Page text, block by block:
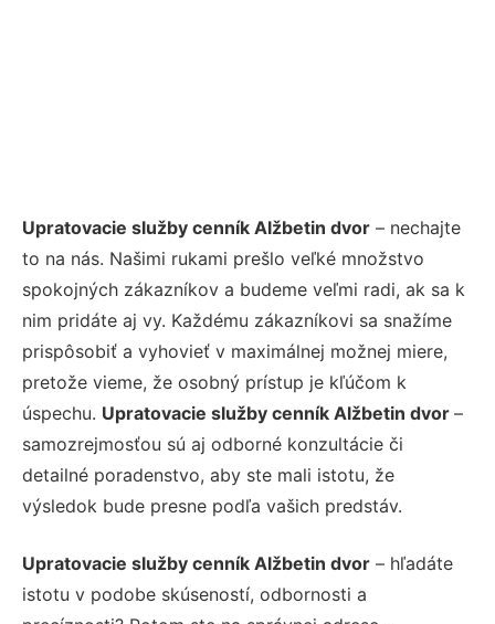
Upratovacie služby cenník Alžbetin dvor – nechajte
to na nás. Našimi rukami prešlo veľké množstvo
spokojných zákazníkov a budeme veľmi radi, ak sa k
nim pridáte aj vy. Každému zákazníkovi sa snažíme
prispôsobiť a vyhovieť v maximálnej možnej miere,
pretože vieme, že osobný prístup je kľúčom k
úspechu. Upratovacie služby cenník Alžbetin dvor –
samozrejmosťou sú aj odborné konzultácie či
detailné poradenstvo, aby ste mali istotu, že
výsledok bude presne podľa vašich predstáv.
Upratovacie služby cenník Alžbetin dvor – hľadáte
istotu v podobe skúseností, odbornosti a